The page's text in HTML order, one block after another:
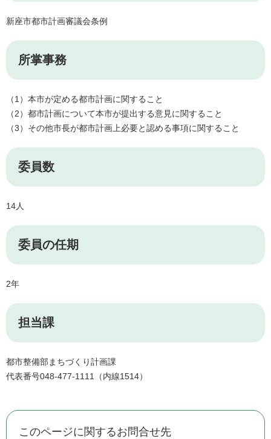
新座市都市計画審議会条例
所掌事務
（1）本市が定める都市計画に関すること
（2）都市計画について本市が提出する意見に関すること
（3）その他市長が都市計画上必要と認める事項に関すること
委員数
14人
委員の任期
2年
担当課
都市整備部まちづくり計画課
代表番号048-477-1111（内線1514）
このページに関するお問合せ先